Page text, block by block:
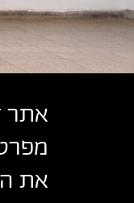
אתר
את